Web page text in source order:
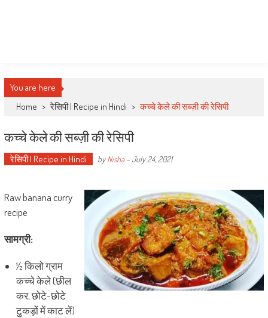
You are here
Home > रेसिपी | Recipe in Hindi > कच्चे केले की सब्ज़ी की रेसिपी
कच्चे केले की सब्ज़ी की रेसिपी
रेसिपी | Recipe in Hindi byNisha-July 24, 2021
Raw banana curry
recipe
सामग्री:
½ किलो ग्राम
कच्चे केले (छील
कर, छोटे-छोटे
टुकड़ों में काट लें)